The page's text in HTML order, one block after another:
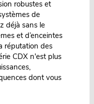
robustes et
de
déjà sans le
et d’enceintes
réputation des
CDX n'est plus
dont vous